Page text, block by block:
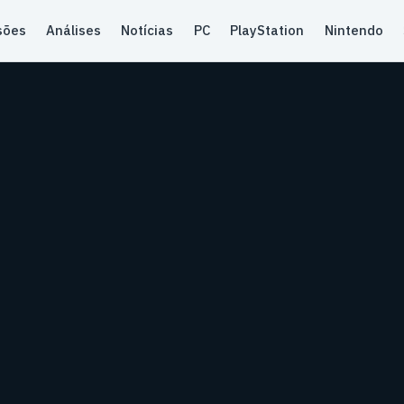
Análises Notícias PC PlayStation Nintendo